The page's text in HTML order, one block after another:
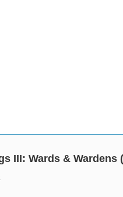
III: Wards & Wardens